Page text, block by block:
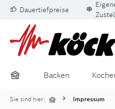
Zur Hauptnavigation
Dauertiefpreise
Backen
Sie sind hier: Impressum